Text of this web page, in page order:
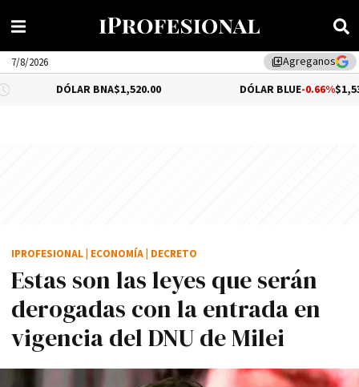
library_addAgreganos
7/8/2026
DÓLAR BNA$1,520.00 DÓLAR BLUE-0.66%$1,530.00
Estas son las leyes que serán
derogadas con la entrada en
vigencia del DNU de Milei
IPROFESIONAL ECONOMÍA DECRETO